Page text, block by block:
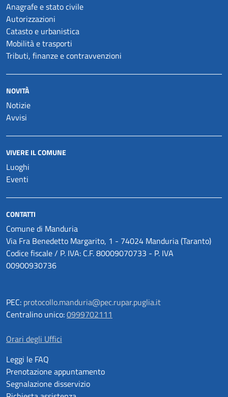
Anagrafe e stato civile
Autorizzazioni
Catasto e urbanistica
Mobilità e trasporti
Tributi, finanze e contravvenzioni
NOVITÀ
Notizie
Avvisi
VIVERE IL COMUNE
Luoghi
Eventi
CONTATTI
Comune di Manduria
Via Fra Benedetto Margarito, 1 - 74024 Manduria (Taranto)
Codice fiscale / P. IVA: C.F. 80009070733 - P. IVA
00900930736
PEC: protocollo.manduria@pec.rupar.puglia.it
Centralino unico:0999702111
Orari degli Uffici
Leggi le FAQ
Prenotazione appuntamento
Segnalazione disservizio